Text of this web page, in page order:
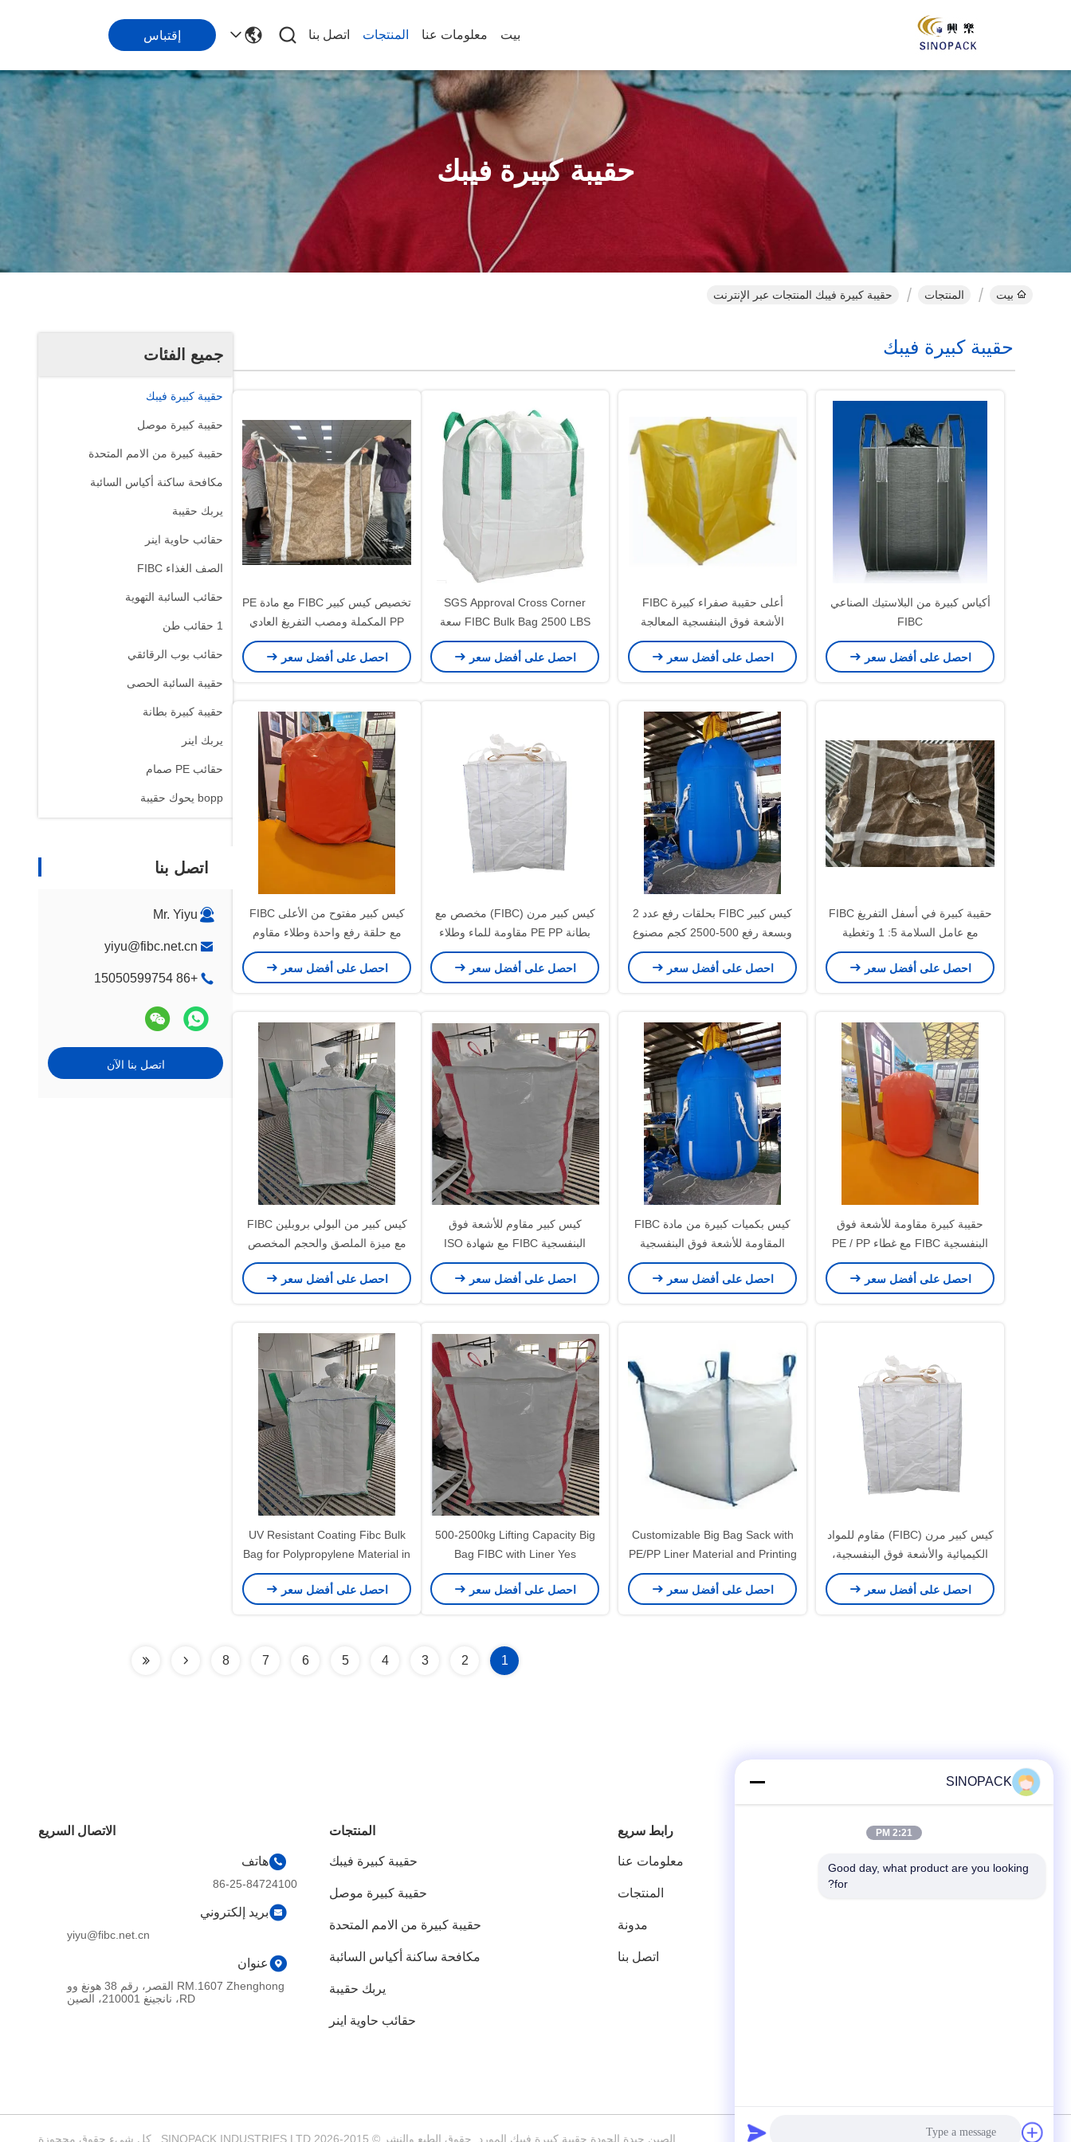
بيت معلومات عنا المنتجات اتصل بنا إقتباس
حقيبة كبيرة فيبك
بيت المنتجات حقيبة كبيرة فيبك المنتجات عبر الإنترنت
جميع الفئات
حقيبة كبيرة فيبك
حقيبة كبيرة موصل
حقيبة كبيرة من الامم المتحدة
مكافحة ساكنة أكياس السائبة
يربك حقيبة
حقائب حاوية اينر
الصف الغذاء FIBC
حقائب السائبة التهوية
1 حقائب طن
حقائب بوب الرقائقي
حقيبة السائبة الحصى
حقيبة كبيرة بطانة
يربك اينر
حقائب PE صمام
bopp يحوك حقيبة
اتصل بنا
Mr. Yiyu
yiyu@fibc.net.cn
+86 15050599754
اتصل بنا الآن
حقيبة كبيرة فيبك
أكياس كبيرة من البلاستيك الصناعي
FIBC
احصل على أفضل سعر
أعلى حقيبة صفراء كبيرة FIBC
الأشعة فوق البنفسجية المعالجة
2200 رطل للتغليف الحبيبية
احصل على أفضل سعر
SGS Approval Cross Corner
FIBC Bulk Bag 2500 LBS سعة
حقيبة كبيرة دائرية كيس
احصل على أفضل سعر
تخصيص كيس كبير FIBC مع مادة PE
PP المكملة ومصب التفريغ العادي
للتطبيقات متعددة الاستخدامات
احصل على أفضل سعر
حقيبة كبيرة في أسفل التفريغ FIBC
مع عامل السلامة 5: 1 وتغطية
مقاومة للأشعة فوق البنفسجية
للتعامل مع المواد الثقيلة
احصل على أفضل سعر
كيس كبير FIBC بحلقات رفع عدد 2
وبسعة رفع 500-2500 كجم مصنوع
من مادة البولي بروبيلين المتينة
احصل على أفضل سعر
كيس كبير مرن (FIBC) مخصص مع
بطانة PE PP مقاومة للماء وطلاء
مقاوم للأشعة فوق البنفسجية للبضائع
الحساسة للرطوبة
احصل على أفضل سعر
كيس كبير مفتوح من الأعلى FIBC
مع حلقة رفع واحدة وطلاء مقاوم
للأشعة فوق البنفسجية للتعامل مع
المواد السائبة خفيفة الوزن
احصل على أفضل سعر
حقيبة كبيرة مقاومة للأشعة فوق
البنفسجية FIBC مع غطاء PE / PP
وقدرة رفع 500-2500kg للتخزين
الآمن للجملة
احصل على أفضل سعر
كيس بكميات كبيرة من مادة FIBC
المقاومة للأشعة فوق البنفسجية
بسعة رفع تتراوح من 500 إلى 2500
كجم مصنوع من مادة البولي بروبيلين
احصل على أفضل سعر
كيس كبير مقاوم للأشعة فوق
البنفسجية FIBC مع شهادة ISO
وقدرة رفع 500-2500 كجم لمناولة
المواد السائبة
احصل على أفضل سعر
كيس كبير من البولي بروبلين FIBC
مع ميزة الملصق والحجم المخصص
لنقل المواد السائبة بأمان
احصل على أفضل سعر
كيس كبير مرن (FIBC) مقاوم للمواد
الكيميائية والأشعة فوق البنفسجية،
بحجم مخصص، لحمل المواد السائبة
احصل على أفضل سعر
Customizable Big Bag Sack with
PE/PP Liner Material and Printing
احصل على أفضل سعر
500-2500kg Lifting Capacity Big
Bag FIBC with Liner Yes
Polypropylene Material High
Capacity
احصل على أفضل سعر
UV Resistant Coating Fibc Bulk
Bag for Polypropylene Material in
Customized Sizes
احصل على أفضل سعر
1
2
3
4
5
6
7
8
رابط سريع
معلومات عنا
المنتجات
مدونة
اتصل بنا
المنتجات
حقيبة كبيرة فيبك
حقيبة كبيرة موصل
حقيبة كبيرة من الامم المتحدة
مكافحة ساكنة أكياس السائبة
يربك حقيبة
حقائب حاوية اينر
الاتصال السريع
هاتف
86-25-84724100
بريد إلكتروني
yiyu@fibc.net.cn
عنوان
RM.1607 Zhenghong القصر، رقم 38 هونغ وو
RD، نانجينغ 210001، الصين
سياسة الخصوصية |خريطة الموقع الصين جيدة الجودة حقيبة كبيرة فيبك المورد. حقوق الطبع والنشر © 2015-2026 SINOPACK INDUSTRIES LTD . كل شيء حقوق محجوزة
SINOPACK
2:21 PM
Good day, what product are you looking
for?